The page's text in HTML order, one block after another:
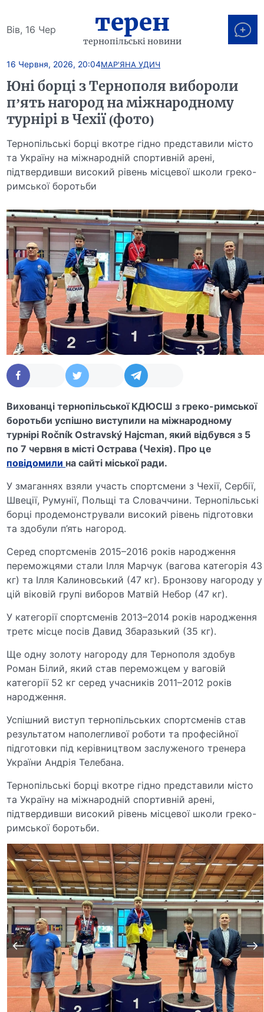
Вів, 16 Чер терен
тернопільські новини
16 Червня, 2026, 20:04МАР'ЯНА УДИЧ
Юні борці з Тернополя вибороли
п’ять нагород на міжнародному
турнірі в Чехії (фото)
Тернопільські борці вкотре гідно представили місто
та Україну на міжнародній спортивній арені,
підтвердивши високий рівень місцевої школи греко-
римської боротьби
Вихованці тернопільської КДЮСШ з греко-римської
боротьби успішно виступили на міжнародному
турнірі Ročník Ostravský Hajcman, який відбувся з 5
по 7 червня в місті Острава (Чехія). Про це
повідомили на сайті міської ради.
У змаганнях взяли участь спортсмени з Чехії, Сербії,
Швеції, Румунії, Польщі та Словаччини. Тернопільські
борці продемонстрували високий рівень підготовки
та здобули п’ять нагород.
Серед спортсменів 2015–2016 років народження
переможцями стали Ілля Марчук (вагова категорія 43
кг) та Ілля Калиновський (47 кг). Бронзову нагороду у
цій віковій групі виборов Матвій Небор (47 кг).
У категорії спортсменів 2013–2014 років народження
третє місце посів Давид Збаразький (35 кг).
Ще одну золоту нагороду для Тернополя здобув
Роман Білий, який став переможцем у ваговій
категорії 52 кг серед учасників 2011–2012 років
народження.
Успішний виступ тернопільських спортсменів став
результатом наполегливої роботи та професійної
підготовки під керівництвом заслуженого тренера
України Андрія Телебана.
Тернопільські борці вкотре гідно представили місто
та Україну на міжнародній спортивній арені,
підтвердивши високий рівень місцевої школи греко-
римської боротьби.